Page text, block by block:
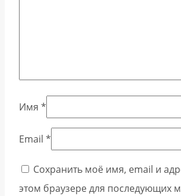
Имя *
Email *
Сохранить моё имя, email и
этом браузере для последующих